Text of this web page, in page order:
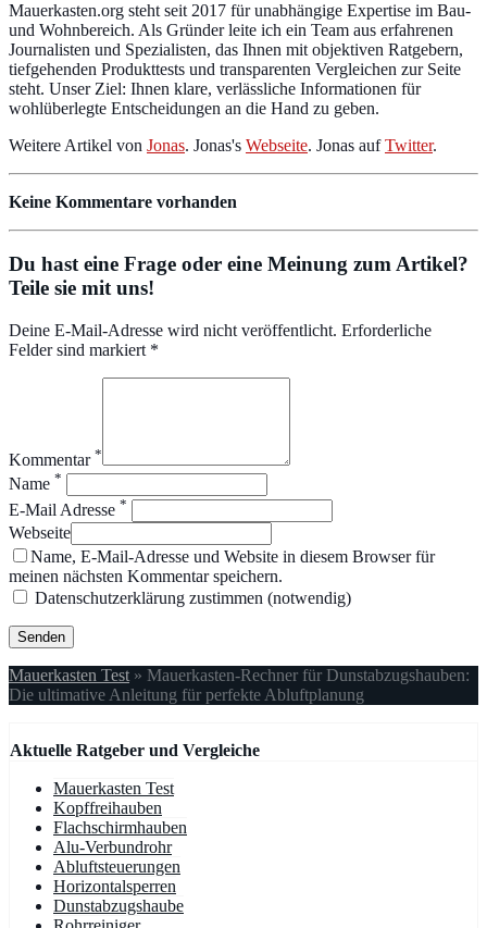
Mauerkasten.org steht seit 2017 für unabhängige Expertise im Bau-
und Wohnbereich. Als Gründer leite ich ein Team aus erfahrenen
Journalisten und Spezialisten, das Ihnen mit objektiven Ratgebern,
tiefgehenden Produkttests und transparenten Vergleichen zur Seite
steht. Unser Ziel: Ihnen klare, verlässliche Informationen für
wohlüberlegte Entscheidungen an die Hand zu geben.
Weitere Artikel von Jonas. Jonas's Webseite. Jonas aufTwitter.
Keine Kommentare vorhanden
Du hast eine Frage oder eine Meinung zum Artikel?
Teile sie mit uns!
Deine E-Mail-Adresse wird nicht veröffentlicht. Erforderliche
Felder sind markiert *
Kommentar *
Name *
E-Mail Adresse *
Webseite
Name, E-Mail-Adresse und Website in diesem Browser für
meinen nächsten Kommentar speichern.
Datenschutzerklärung zustimmen (notwendig)
Mauerkasten Test» Mauerkasten-Rechner für Dunstabzugshauben:
Die ultimative Anleitung für perfekte Abluftplanung
Aktuelle Ratgeber und Vergleiche
Mauerkasten Test
Kopffreihauben
Flachschirmhauben
Alu-Verbundrohr
Abluftsteuerungen
Horizontalsperren
Dunstabzugshaube